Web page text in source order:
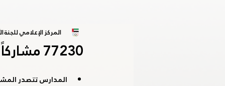
التضامن الإسلامي الصالات المغلقة
77230 مشاركاً بفعاليات النسخة التاسعة من اليوم الرياضي الوطني
المركز الإعلامي للجنة
المدارس تتصدر المشهد بـ5000 طالب وطالب بفعالية الأولمبية